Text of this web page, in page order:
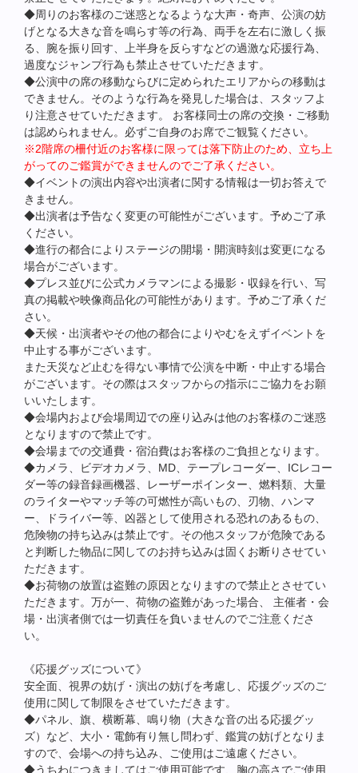
◆周りのお客様のご迷惑となるような大声・奇声、公演の妨
げとなる大きな音を鳴らす等の行為、両手を左右に激しく振
る、腕を振り回す、上半身を反らすなどの過激な応援行為、
過度なジャンプ行為も禁止させていただきます。
◆公演中の席の移動ならびに定められたエリアからの移動は
できません。そのような行為を発見した場合は、スタッフよ
り注意させていただきます。 お客様同士の席の交換・ご移動
は認められません。必ずご自身のお席でご観覧ください。
※2階席の柵付近のお客様に限っては落下防止のため、立ち上
がってのご鑑賞ができませんのでご了承ください。
◆イベントの演出内容や出演者に関する情報は一切お答えで
きません。
◆出演者は予告なく変更の可能性がございます。予めご了承
ください。
◆進行の都合によりステージの開場・開演時刻は変更になる
場合がございます。
◆プレス並びに公式カメラマンによる撮影・収録を行い、写
真の掲載や映像商品化の可能性があります。予めご了承くだ
さい。
◆天候・出演者やその他の都合によりやむをえずイベントを
中止する事がございます。
また天災など止むを得ない事情で公演を中断・中止する場合
がございます。その際はスタッフからの指示にご協力をお願
いいたします。
◆会場内および会場周辺での座り込みは他のお客様のご迷惑
となりますので禁止です。
◆会場までの交通費・宿泊費はお客様のご負担となります。
◆カメラ、ビデオカメラ、MD、テープレコーダー、ICレコー
ダー等の録音録画機器、レーザーポインター、燃料類、大量
のライターやマッチ等の可燃性が高いもの、刃物、ハンマ
ー、ドライバー等、凶器として使用される恐れのあるもの、
危険物の持ち込みは禁止です。その他スタッフが危険である
と判断した物品に関してのお持ち込みは固くお断りさせてい
ただきます。
◆お荷物の放置は盗難の原因となりますので禁止とさせてい
ただきます。万が一、荷物の盗難があった場合、 主催者・会
場・出演者側では一切責任を負いませんのでご注意くださ
い。
《応援グッズについて》
安全面、視界の妨げ・演出の妨げを考慮し、応援グッズのご
使用に関して制限をさせていただきます。
◆パネル、旗、横断幕、鳴り物（大きな音の出る応援グッ
ズ）など、大小・電飾有り無し問わず、鑑賞の妨げとなりま
すので、会場への持ち込み、ご使用はご遠慮ください。
◆うちわにつきましてはご使用可能です、胸の高さでご使用